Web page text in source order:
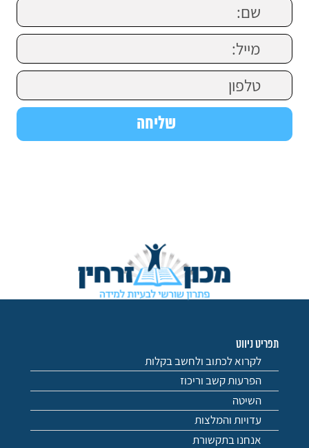
תפריט ניווט
לקרוא לכתוב ולחשב בקלות
הפרעות קשב וריכוז
השיטה
עדויות והמלצות
אנחנו בתקשורת